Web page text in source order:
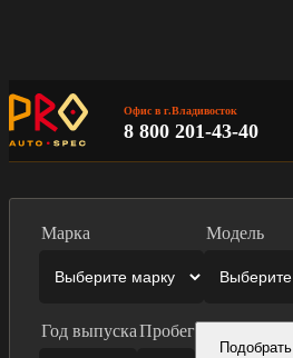
Офис в г.Владивосток
8 800 201-43-40
Марка Модель
Год выпускаПробег
Подобрать